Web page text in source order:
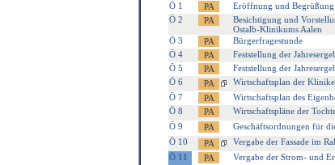
Ö 1
Eröffnung und Begrüßung
Ö 2
Besichtigung und
Ostalb-Klinikums Aalen
Ö 3
Bürgerfragestunde
Ö 4
Feststellung der
Ö 5
Feststellung der
Ö 6
Wirtschaftsplan der
Ö 7
Wirtschaftsplan des
Ö 8
Wirtschaftspläne der
Ö 9
Geschäftsordnungen für
Ö 10
Vergabe der Fassade im
Ö 11
Vergabe der Strom- und